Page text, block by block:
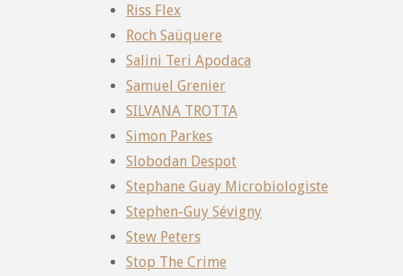
Riss Flex
Roch Saüquere
Salini Teri Apodaca
Samuel Grenier
SILVANA TROTTA
Simon Parkes
Slobodan Despot
Stephane Guay Microbiologiste
Stephen-Guy Sévigny
Stew Peters
Stop The Crime